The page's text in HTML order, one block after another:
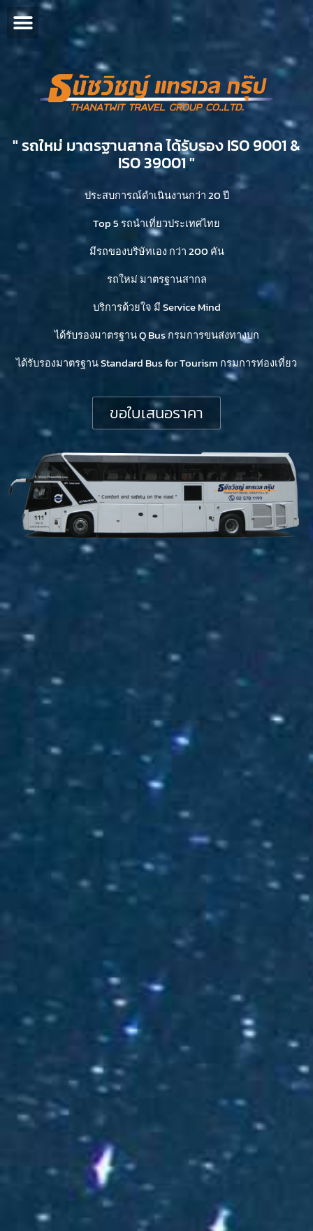
" รถใหม่ มาตรฐานสากล ได้รับรอง ISO 9001 &
ISO 39001 "​
ประสบการณ์ดำเนินงานกว่า 20 ปี
Top 5 รถนำเที่ยวประเทศไทย
มีรถของบริษัทเอง กว่า 200 คัน
รถใหม่ มาตรฐานสากล
บริการด้วยใจ มี Service Mind
ได้รับรองมาตรฐาน Q Bus กรมการขนส่งทางบก
ได้รับรองมาตรฐาน Standard Bus for Tourism กรมการท่องเที่ยว
ขอใบเสนอราคา